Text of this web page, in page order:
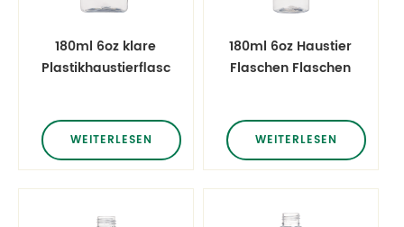
180ml 6oz klare
Plastikhaustierflaschen
WEITERLESEN
180ml 6oz Haustier
Flaschen Flaschen
WEITERLESEN